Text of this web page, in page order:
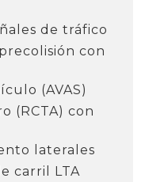
de tráfico
con
(AVAS)
(RCTA) con
laterales
carril LTA